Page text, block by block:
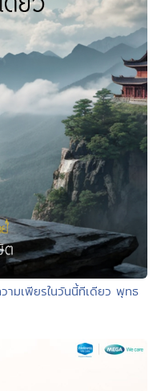
เพียรในวันนี้ทีเดียว พุทธ